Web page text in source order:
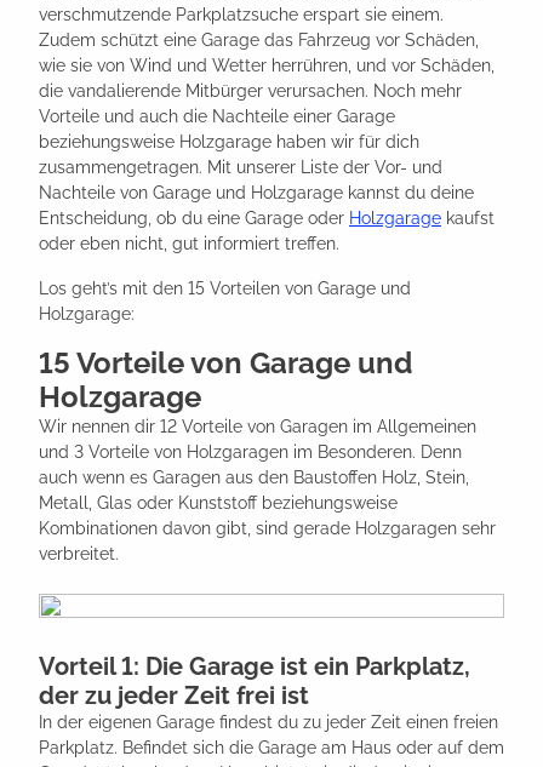
verschmutzende Parkplatzsuche erspart sie einem.
Zudem schützt eine Garage das Fahrzeug vor Schäden,
wie sie von Wind und Wetter herrühren, und vor Schäden,
die vandalierende Mitbürger verursachen. Noch mehr
Vorteile und auch die Nachteile einer Garage
beziehungsweise Holzgarage haben wir für dich
zusammengetragen. Mit unserer Liste der Vor- und
Nachteile von Garage und Holzgarage kannst du deine
Entscheidung, ob du eine Garage oder Holzgarage kaufst
oder eben nicht, gut informiert treffen.
Los geht’s mit den 15 Vorteilen von Garage und
Holzgarage:
15 Vorteile von Garage und
Holzgarage
Wir nennen dir 12 Vorteile von Garagen im Allgemeinen
und 3 Vorteile von Holzgaragen im Besonderen. Denn
auch wenn es Garagen aus den Baustoffen Holz, Stein,
Metall, Glas oder Kunststoff beziehungsweise
Kombinationen davon gibt, sind gerade Holzgaragen sehr
verbreitet.
Vorteil 1: Die Garage ist ein Parkplatz,
der zu jeder Zeit frei ist
In der eigenen Garage findest du zu jeder Zeit einen freien
Parkplatz. Befindet sich die Garage am Haus oder auf dem